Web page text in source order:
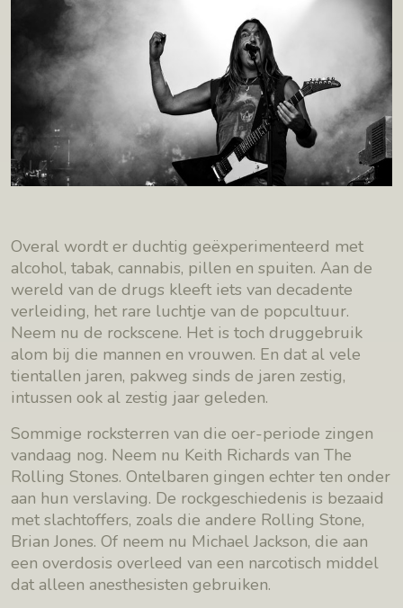
Overal wordt er duchtig geëxperimenteerd met
alcohol, tabak, cannabis, pillen en spuiten. Aan de
wereld van de drugs kleeft iets van decadente
verleiding, het rare luchtje van de popcultuur.
Neem nu de rockscene. Het is toch druggebruik
alom bij die mannen en vrouwen. En dat al vele
tientallen jaren, pakweg sinds de jaren zestig,
intussen ook al zestig jaar geleden.
Sommige rocksterren van die oer-periode zingen
vandaag nog. Neem nu Keith Richards van The
Rolling Stones. Ontelbaren gingen echter ten onder
aan hun verslaving. De rockgeschiedenis is bezaaid
met slachtoffers, zoals die andere Rolling Stone,
Brian Jones. Of neem nu Michael Jackson, die aan
een overdosis overleed van een narcotisch middel
dat alleen anesthesisten gebruiken.